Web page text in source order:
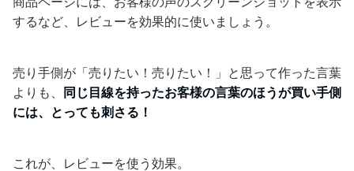
するなど、レビューを効果的に使いましょう。
売り手側が「売りたい！売りたい！」と思って作った言葉
よりも、
同じ目線を持ったお客様の言葉のほうが買い手側
には、とっても刺さる！
これが、レビューを使う効果。